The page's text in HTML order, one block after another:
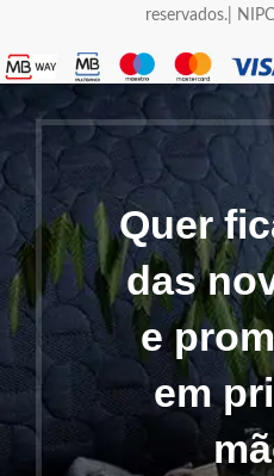
reservados.|
Quer
das
e
em